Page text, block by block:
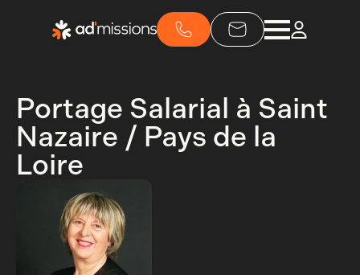
Portage Salarial à Saint
Nazaire / Pays de la
Loire